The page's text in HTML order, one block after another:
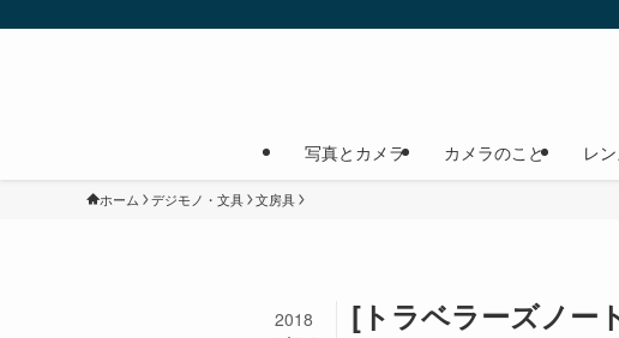
写真とカメラ カメラのこと レ
ホーム デジモノ・文具 文房具
[トラベラーズノー
2018